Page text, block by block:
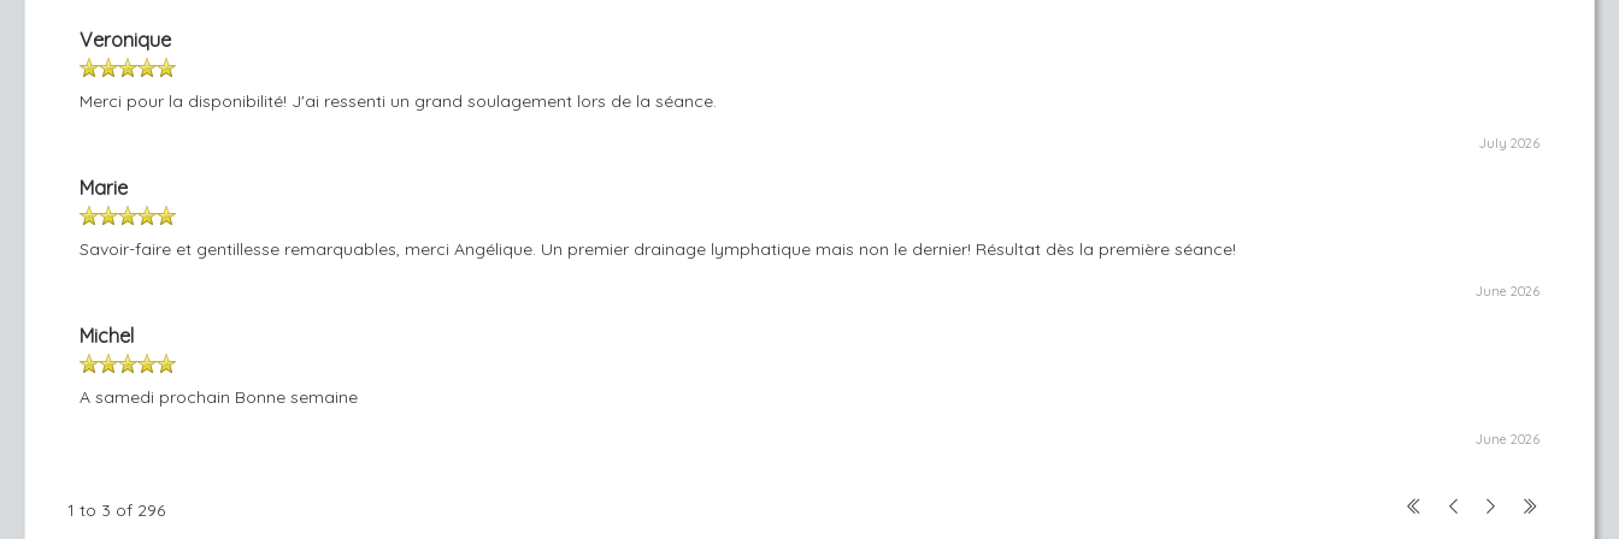
Veronique
Merci pour la disponibilité! J'ai ressenti un grand soulagement lors de la séance.
July 2026
Marie
Savoir-faire et gentillesse remarquables, merci Angélique. Un premier drainage lymphatique mais non le dernier! Résultat dès la première séance!
June 2026
Michel
A samedi prochain Bonne semaine
June 2026
1 to 3 of 296